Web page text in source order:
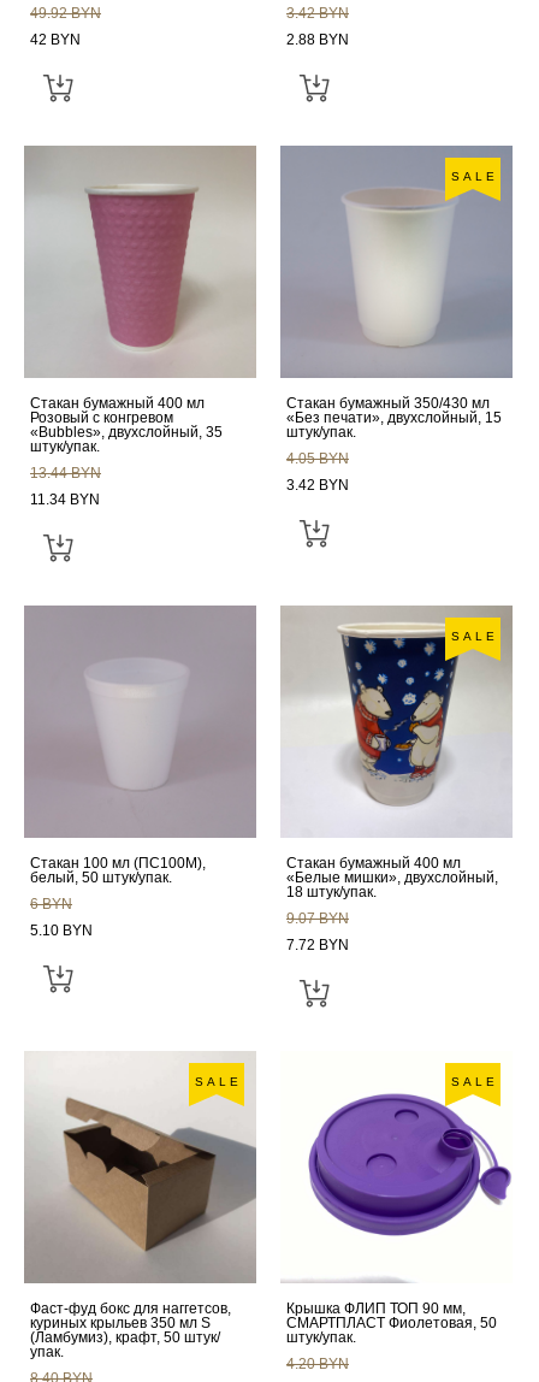
49.92 BYN
42 BYN
3.42 BYN
2.88 BYN
Стакан бумажный 400 мл
Розовый с конгревом
«Bubbles», двухслойный, 35
штук/упак.
13.44 BYN
11.34 BYN
SALE
Стакан бумажный 350/430 мл
«Без печати», двухслойный, 15
штук/упак.
4.05 BYN
3.42 BYN
Стакан 100 мл (ПС100М),
белый, 50 штук/упак.
6 BYN
5.10 BYN
SALE
Стакан бумажный 400 мл
«Белые мишки», двухслойный,
18 штук/упак.
9.07 BYN
7.72 BYN
SALE
Фаст-фуд бокс для наггетсов,
куриных крыльев 350 мл S
(Ламбумиз), крафт, 50 штук/
упак.
8.40 BYN
SALE
Крышка ФЛИП ТОП 90 мм,
СМАРТПЛАСТ Фиолетовая, 50
штук/упак.
4.20 BYN